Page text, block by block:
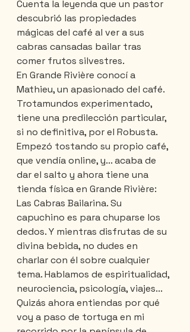
Cuenta la leyenda que un pastor
descubrió las propiedades
mágicas del café al ver a sus
cabras cansadas bailar tras
comer frutos silvestres.
En Grande Rivière conocí a
Mathieu, un apasionado del café.
Trotamundos experimentado,
tiene una predilección particular,
si no definitiva, por el Robusta.
Empezó tostando su propio café,
que vendía online, y... acaba de
dar el salto y ahora tiene una
tienda física en Grande Rivière:
Las Cabras Bailarina. Su
capuchino es para chuparse los
dedos. Y mientras disfrutas de su
divina bebida, no dudes en
charlar con él sobre cualquier
tema. Hablamos de espiritualidad,
neurociencia, psicología, viajes...
Quizás ahora entiendas por qué
voy a paso de tortuga en mi